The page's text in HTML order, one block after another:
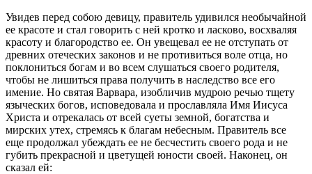
Увидев перед собою девицу, правитель удивился необычайной
ее красоте и стал говорить с ней кротко и ласково, восхваляя
красоту и благородство ее. Он увещевал ее не отступать от
древних отеческих законов и не противиться воле отца, но
поклониться богам и во всем слушаться своего родителя,
чтобы не лишиться права получить в наследство все его
имение. Но святая Варвара, изобличив мудрою речью тщету
языческих богов, исповедовала и прославляла Имя Иисуса
Христа и отрекалась от всей суеты земной, богатства и
мирских утех, стремясь к благам небесным. Правитель все
еще продолжал убеждать ее не бесчестить своего рода и не
губить прекрасной и цветущей юности своей. Наконец, он
сказал ей: